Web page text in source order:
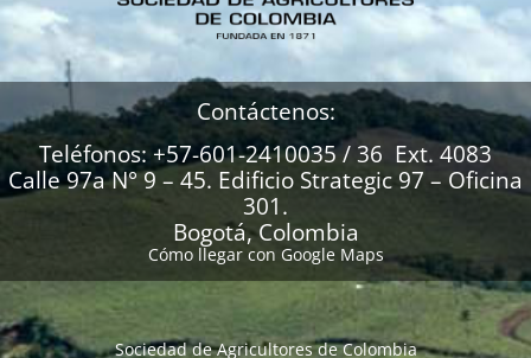
Contáctenos:
Teléfonos: +57-601-2410035 / 36 Ext. 4083
Calle 97a N° 9 – 45. Edificio Strategic 97 – Oficina
301.
Bogotá, Colombia
Cómo llegar con Google Maps
Sociedad de Agricultores de Colombia